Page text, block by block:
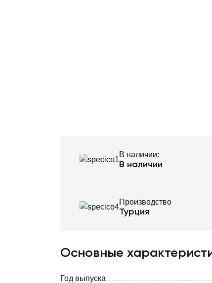
В наличии:
В наличии
Производство
Турция
Основные
Год выпуска